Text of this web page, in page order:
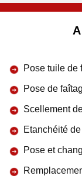
Pose tuile de
Pose de
Scellement
Etanchéité
Pose et